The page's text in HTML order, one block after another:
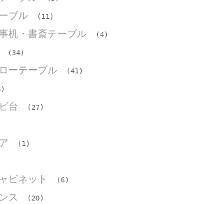
ブル (11)
机・書斎テーブル (4)
(34)
ーテーブル (41)
台 (27)
(1)
ビネット (6)
ス (20)